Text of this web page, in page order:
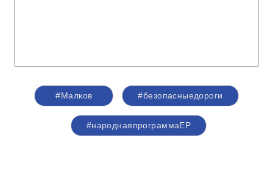
#Малков #безопасныедороги
#народнаяпрограммаЕР